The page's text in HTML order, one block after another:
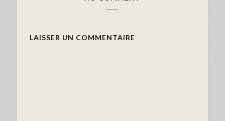
LAISSER UN COMMENTAIRE